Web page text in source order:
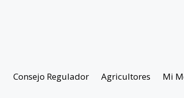
Consejo Regulador Agricultores Mi